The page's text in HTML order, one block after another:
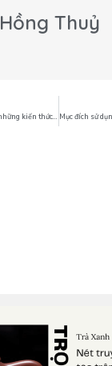
Hồng Thuỷ
Ấm trà tử sa: Tìm hiểu những kiến thức cho người mới sưu tập ấm.